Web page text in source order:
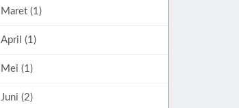
Maret (1)
April (1)
Mei (1)
Juni (2)